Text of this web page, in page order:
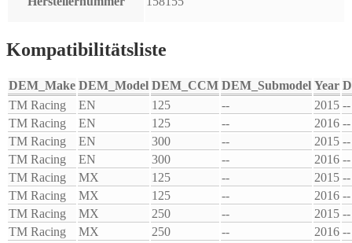
Kompatibilitätsliste
DEM_Make DEM_Model DEM_CCM DEM_Submodel Year
TM Racing
EN 125 -- 2015 --
TM Racing
EN 125 -- 2016 --
TM Racing
EN 300 -- 2015 --
TM Racing
EN 300 -- 2016 --
TM Racing
MX 125 -- 2015 --
TM Racing
MX 125 -- 2016 --
TM Racing
MX 250 -- 2015 --
TM Racing
MX 250 -- 2016 --